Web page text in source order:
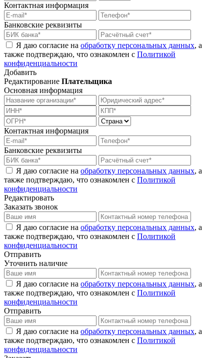
Контактная информация
Банковские реквизиты
Я даю согласие на обработку персональных данных, а
также подтверждаю, что ознакомлен с Политикой
конфиденциальности
Добавить
Редактирование Плательщика
Основная информация
Контактная информация
Банковские реквизиты
Я даю согласие на обработку персональных данных, а
также подтверждаю, что ознакомлен с Политикой
конфиденциальности
Редактировать
Заказать звонок
Я даю согласие на обработку персональных данных, а
также подтверждаю, что ознакомлен с Политикой
конфиденциальности
Отправить
Уточнить наличие
Я даю согласие на обработку персональных данных, а
также подтверждаю, что ознакомлен с Политикой
конфиденциальности
Отправить
Я даю согласие на обработку персональных данных, а
также подтверждаю, что ознакомлен с Политикой
конфиденциальности